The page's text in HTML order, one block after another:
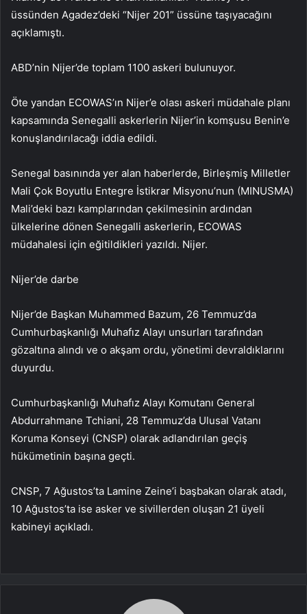
üssünden Agadez’deki “Nijer 201” üssüne taşıyacağını
açıklamıştı.
ABD’nin Nijer’de toplam 1100 askeri bulunuyor.
Öte yandan ECOWAS’ın Nijer’e olası askeri müdahale planı
kapsamında Senegalli askerlerin Nijer’in komşusu Benin’e
konuşlandırılacağı iddia edildi.
Senegal basınında yer alan haberlerde, Birleşmiş Milletler
Mali Çok Boyutlu Entegre İstikrar Misyonu’nun (MINUSMA)
Mali’deki bazı kamplarından çekilmesinin ardından
ülkelerine dönen Senegalli askerlerin, ECOWAS
müdahalesi için eğitildikleri yazıldı. Nijer.
Nijer’de darbe
Nijer’de Başkan Muhammed Bazum, 26 Temmuz’da
Cumhurbaşkanlığı Muhafız Alayı unsurları tarafından
gözaltına alındı ​​ve o akşam ordu, yönetimi devraldıklarını
duyurdu.
Cumhurbaşkanlığı Muhafız Alayı Komutanı General
Abdurrahmane Tchiani, 28 Temmuz’da Ulusal Vatanı
Koruma Konseyi (CNSP) olarak adlandırılan geçiş
hükümetinin başına geçti.
CNSP, 7 Ağustos’ta Lamine Zeine’i başbakan olarak atadı,
10 Ağustos’ta ise asker ve sivillerden oluşan 21 üyeli
kabineyi açıkladı.